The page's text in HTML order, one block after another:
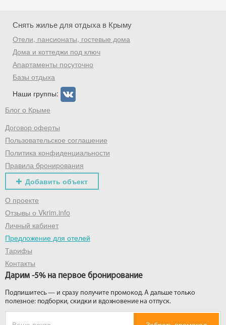
Снять жилье для отдыха в Крыму
Отели, пансионаты, гостевые дома
Дома и коттеджи под ключ
Апартаменты посуточно
Базы отдыха
Наши группы:
Блог о Крыме
Договор оферты
Пользовательское соглашение
Политика конфиденциальности
Правила бронирования
Добавить объект
О проекте
Отзывы о Vkrim.info
Личный кабинет
Предложение для отелей
Тарифы
Контакты
Дарим -5% на первое бронирование
Подпишитесь — и сразу получите промокод. А дальше только
полезное: подборки, скидки и вдохновение на отпуск.